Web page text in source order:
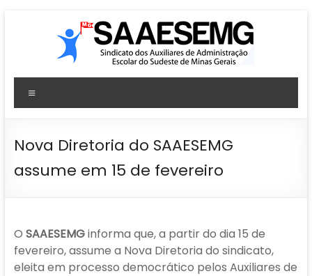
SAAESEMG
Sindicato
Auxiliares
Administração
Sudeste
–
MG
Nova Diretoria do SAAESEMG
assume em 15 de fevereiro
O SAAESEMGinforma que, a partir do dia 15 de
fevereiro, assume a Nova Diretoria do sindicato,
eleita em processo democrático pelos Auxiliares de